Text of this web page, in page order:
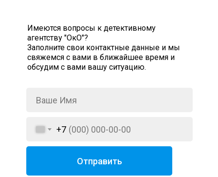
Имеются вопросы к детективному
агентству "ОкО"?
Заполните свои контактные данные и мы
свяжемся с вами в ближайшее время и
обсудим с вами вашу ситуацию.
+7
Отправить